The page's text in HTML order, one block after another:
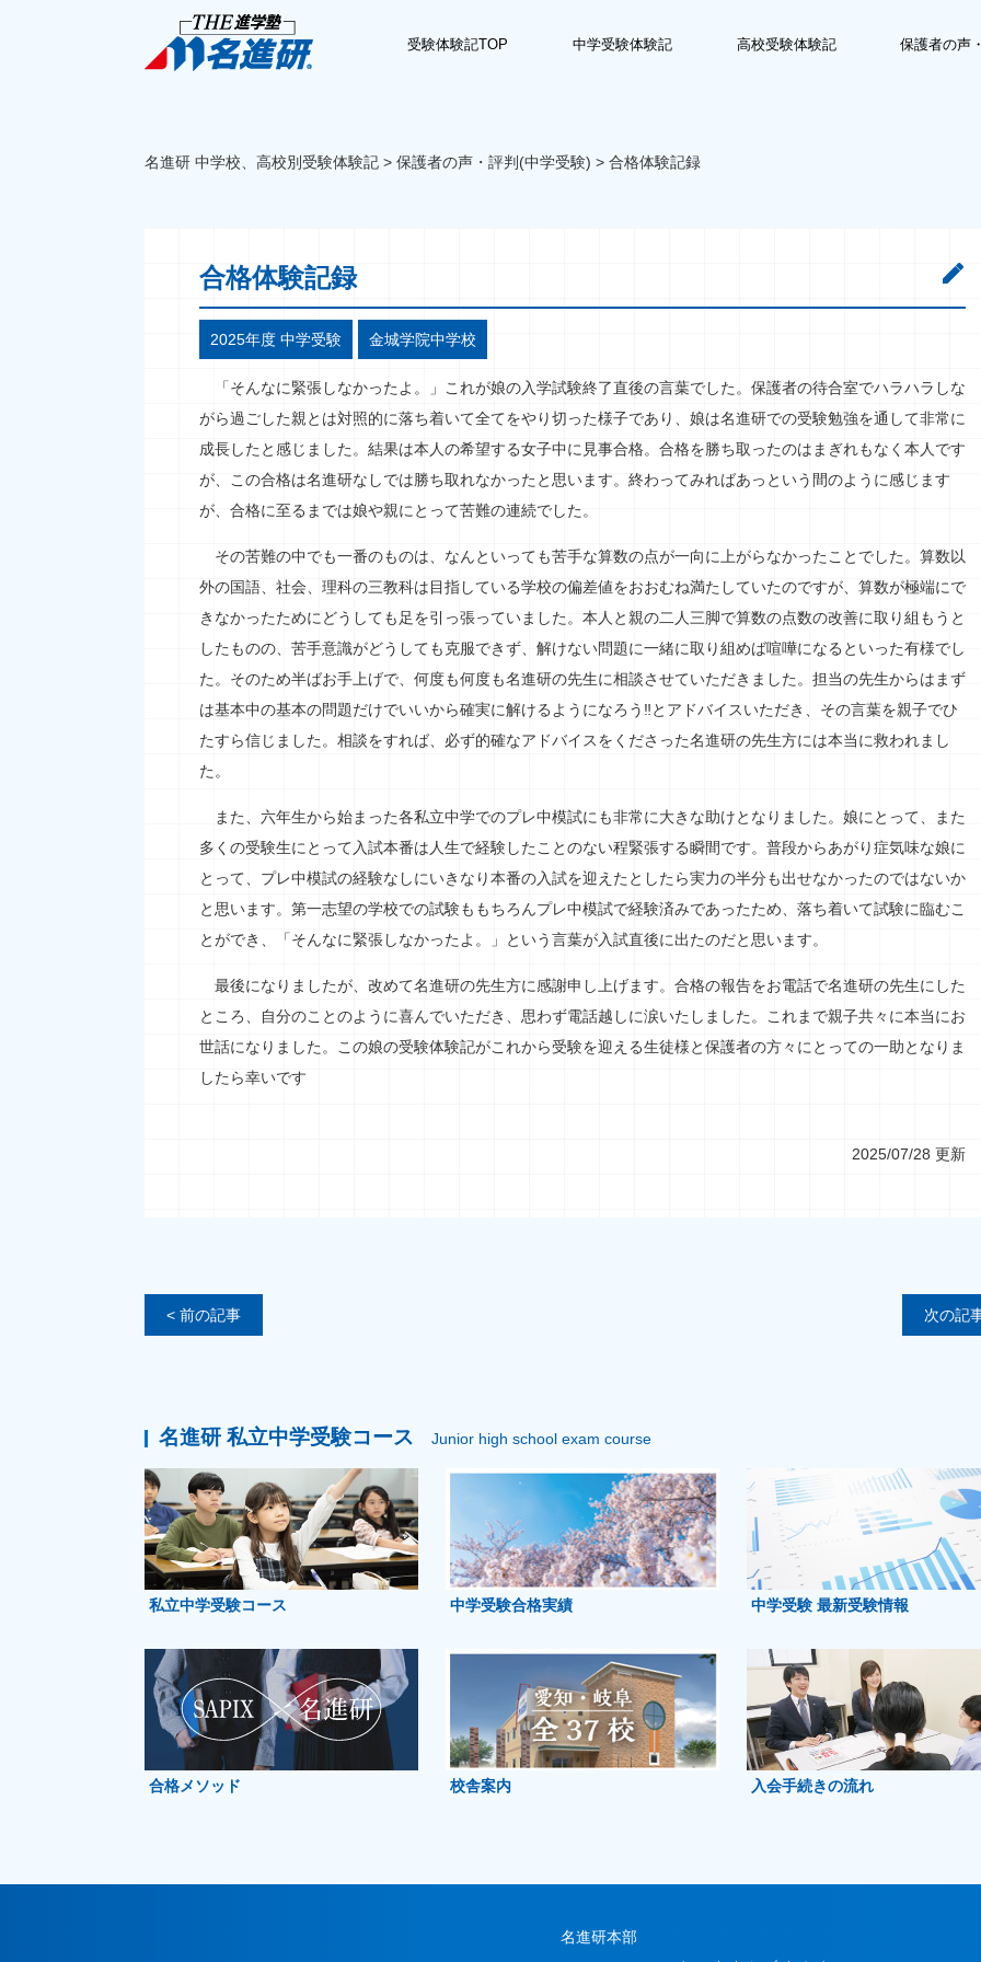
受験体験記TOP 中学受験体験記 高校受験体験記 保護者の声
名進研 中学校、高校別受験体験記 > 保護者の声・評判(中学受験) > 合格体験記録
合格体験記録
2025年度 中学受験 金城学院中学校
「そんなに緊張しなかったよ。」これが娘の入学試験終了直後の言葉でした。保護者の待合室でハラハラしな
がら過ごした親とは対照的に落ち着いて全てをやり切った様子であり、娘は名進研での受験勉強を通して非常に
成長したと感じました。結果は本人の希望する女子中に見事合格。合格を勝ち取ったのはまぎれもなく本人です
が、この合格は名進研なしでは勝ち取れなかったと思います。終わってみればあっという間のように感じます
が、合格に至るまでは娘や親にとって苦難の連続でした。
その苦難の中でも一番のものは、なんといっても苦手な算数の点が一向に上がらなかったことでした。算数以
外の国語、社会、理科の三教科は目指している学校の偏差値をおおむね満たしていたのですが、算数が極端にで
きなかったためにどうしても足を引っ張っていました。本人と親の二人三脚で算数の点数の改善に取り組もうと
したものの、苦手意識がどうしても克服できず、解けない問題に一緒に取り組めば喧嘩になるといった有様でし
た。そのため半ばお手上げで、何度も何度も名進研の先生に相談させていただきました。担当の先生からはまず
は基本中の基本の問題だけでいいから確実に解けるようになろう‼とアドバイスいただき、その言葉を親子でひ
たすら信じました。相談をすれば、必ず的確なアドバイスをくださった名進研の先生方には本当に救われまし
た。
また、六年生から始まった各私立中学でのプレ中模試にも非常に大きな助けとなりました。娘にとって、また
多くの受験生にとって入試本番は人生で経験したことのない程緊張する瞬間です。普段からあがり症気味な娘に
とって、プレ中模試の経験なしにいきなり本番の入試を迎えたとしたら実力の半分も出せなかったのではないか
と思います。第一志望の学校での試験ももちろんプレ中模試で経験済みであったため、落ち着いて試験に臨むこ
とができ、「そんなに緊張しなかったよ。」という言葉が入試直後に出たのだと思います。
最後になりましたが、改めて名進研の先生方に感謝申し上げます。合格の報告をお電話で名進研の先生にした
ところ、自分のことのように喜んでいただき、思わず電話越しに涙いたしました。これまで親子共々に本当にお
世話になりました。この娘の受験体験記がこれから受験を迎える生徒様と保護者の方々にとっての一助となりま
したら幸いです
2025/07/28 更新
< 前の記事 次の記
名進研 私立中学受験コース Junior high school exam course
私立中学受験コース 中学受験合格実績 中学受験 最新受験情報
合格メソッド 校舎案内 入会手続きの流れ
名進研本部